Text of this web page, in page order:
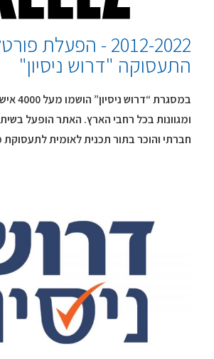
2012-2022 - הפעלת
התעסוקה "דרוש ניסיון"
במסגרת
ומגוונות בכל רחבי הארץ. האתר הופעל
חברתי והוכר בתור תכנית לאומית לתעסוקת